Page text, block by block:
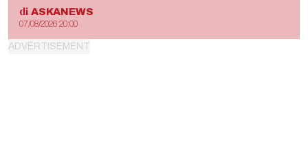
di ASKANEWS
07/08/2026 20:00